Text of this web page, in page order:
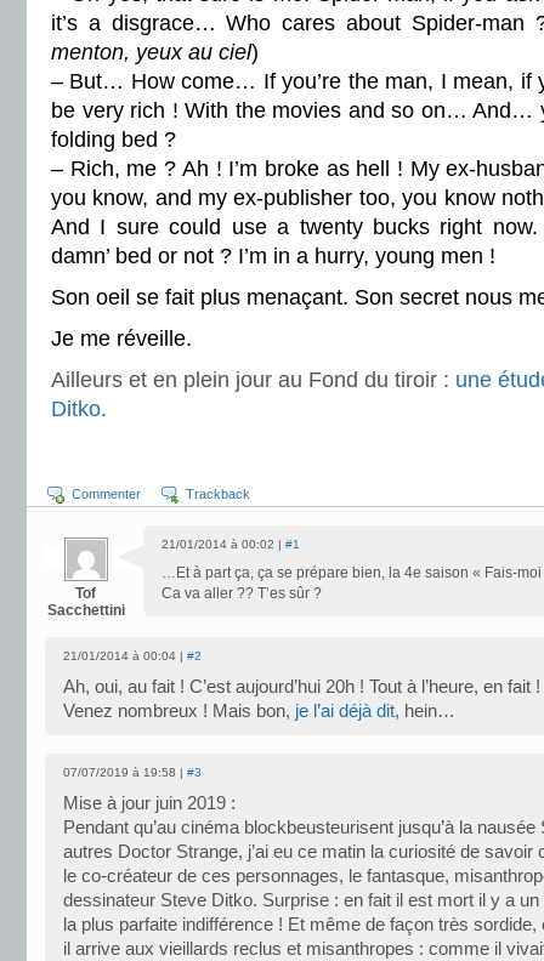
it’s a disgrace… Who cares about Spider-man
menton, yeux au ciel)
– But… How come… If you’re the man, I mean, if
be very rich ! With the movies and so on… And…
folding bed ?
– Rich, me ? Ah ! I’m broke as hell ! My ex-
you know, and my ex-publisher too, you know
And I sure could use a twenty bucks right
damn’ bed or not ? I’m in a hurry, young men !
Son oeil se fait plus menaçant. Son secret nous
Je me réveille.
Ailleurs et en plein jour au Fond du tiroir : une
Ditko.
Commenter Trackback
Tof
Sacchettini
21/01/2014 à 00:02 | #1
…Et à part ça, ça se prépare bien, la 4e saison « Fais-
Ca va aller ?? T’es sûr ?
21/01/2014 à 00:04 | #2
Ah, oui, au fait ! C’est aujourd’hui 20h ! Tout à l’heure, en fait !
Venez nombreux ! Mais bon, je l’ai déjà dit, hein…
07/07/2019 à 19:58 | #3
Mise à jour juin 2019 :
Pendant qu’au cinéma blockbeusteurisent jusqu’à la nausée
autres Doctor Strange, j’ai eu ce matin la curiosité de savoir
le co-créateur de ces personnages, le fantasque,
dessinateur Steve Ditko. Surprise : en fait il est mort il y a un
la plus parfaite indifférence ! Et même de façon très
il arrive aux vieillards reclus et misanthropes : comme il